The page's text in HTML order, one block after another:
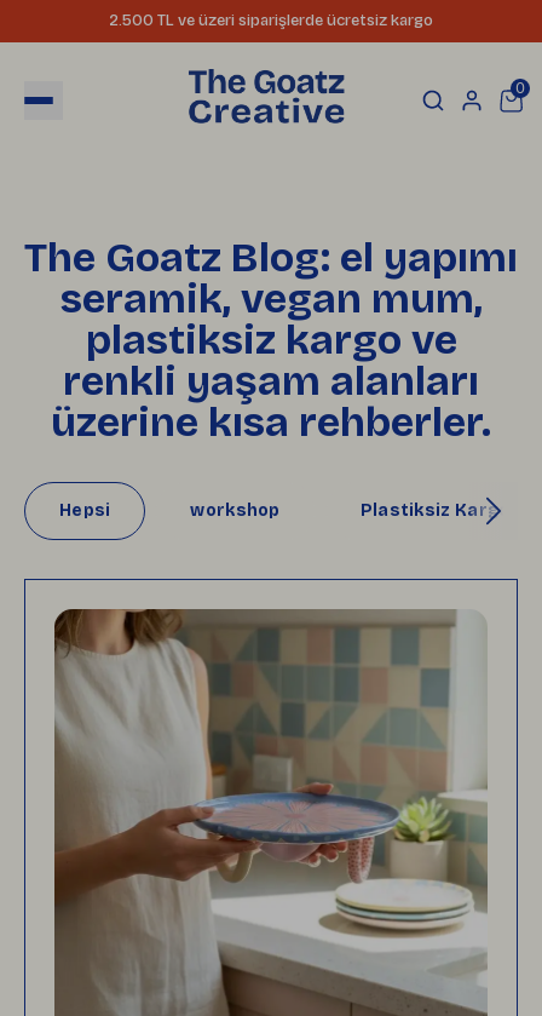
2.500 TL ve üzeri siparişlerde ücretsiz kargo
0
The Goatz Blog: el yapımı
seramik, vegan mum,
plastiksiz kargo ve
renkli yaşam alanları
üzerine kısa rehberler.
Hepsi workshop Plastiksiz Kargo